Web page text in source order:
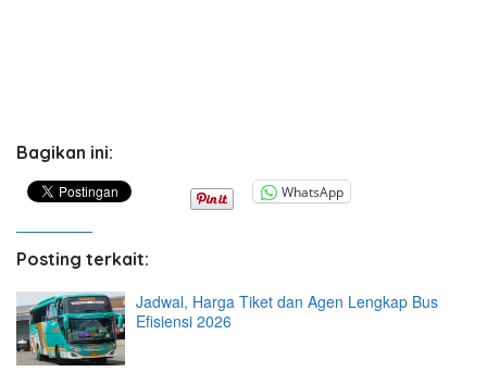
Bagikan ini:
WhatsApp
Posting terkait:
Jadwal, Harga Tiket dan Agen Lengkap Bus
Efisiensi 2026